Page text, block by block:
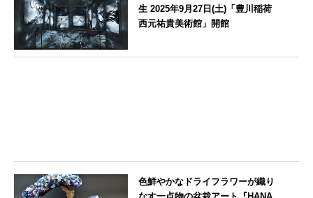
生 2025年9月27日(土)「豊川稲荷
西元祐貴美術館」開館
色鮮やかなドライフラワーが織り